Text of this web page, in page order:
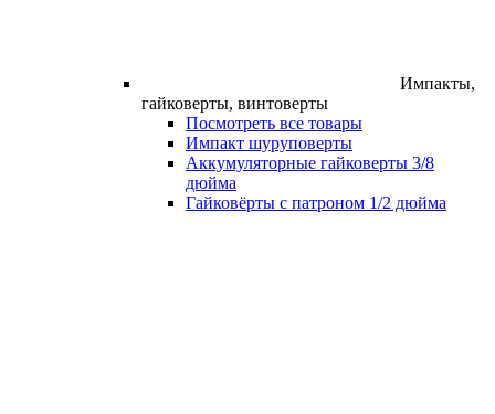
Импакты,
гайковерты, винтоверты
Посмотреть все товары
Импакт шуруповерты
Аккумуляторные гайковерты 3/8
дюйма
Гайковёрты с патроном 1/2 дюйма